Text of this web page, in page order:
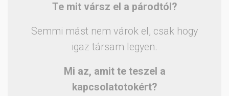
Te mit vársz el a párodtól?
Semmi mást nem várok el, csak hogy
igaz társam legyen.
Mi az, amit te teszel a
kapcsolatotokért?